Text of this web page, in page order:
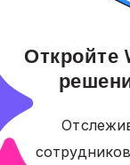
Откройте